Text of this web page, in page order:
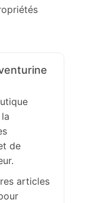
de
articles